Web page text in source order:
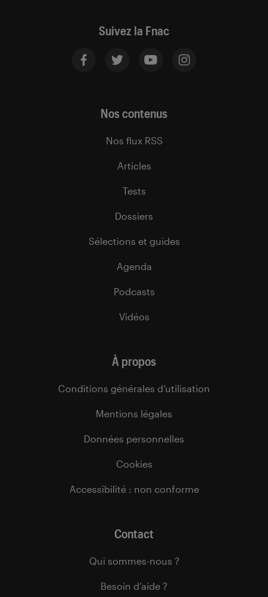
Suivez la Fnac
Nos contenus
Nos flux RSS
Articles
Tests
Dossiers
Sélections et guides
Agenda
Podcasts
Vidéos
À propos
Conditions générales d’utilisation
Mentions légales
Données personnelles
Cookies
Accessibilité : non conforme
Contact
Qui sommes-nous ?
Besoin d’aide ?